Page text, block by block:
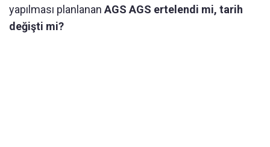
yapılması planlanan AGS AGS ertelendi mi, tarih
değişti mi?